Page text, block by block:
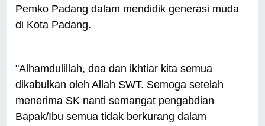
Pemko Padang dalam mendidik generasi muda
di Kota Padang.
"Alhamdulillah, doa dan ikhtiar kita semua
dikabulkan oleh Allah SWT. Semoga setelah
menerima SK nanti semangat pengabdian
Bapak/Ibu semua tidak berkurang dalam